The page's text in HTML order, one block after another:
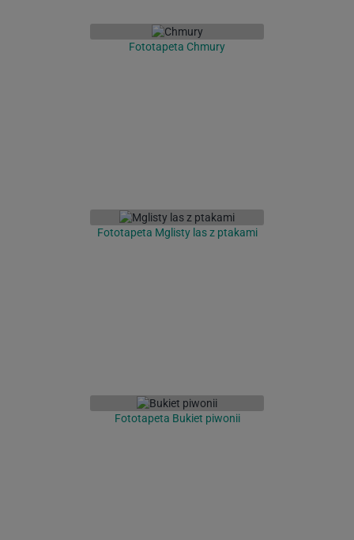
Fototapeta Chmury
Fototapeta Mglisty las z ptakami
Fototapeta Bukiet piwonii